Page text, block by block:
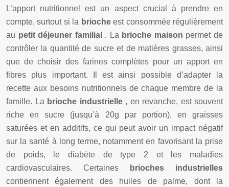
L’apport nutritionnel est un aspect crucial à prendre en
compte, surtout si la briocheest consommée régulièrement
au petit déjeuner familial . La brioche maison permet de
contrôler la quantité de sucre et de matières grasses, ainsi
que de choisir des farines complètes pour un apport en
fibres plus important. Il est ainsi possible d’adapter la
recette aux besoins nutritionnels de chaque membre de la
famille. La brioche industrielle , en revanche, est souvent
riche en sucre (jusqu’à 20g par portion), en graisses
saturées et en additifs, ce qui peut avoir un impact négatif
sur la santé à long terme, notamment en favorisant la prise
de poids, le diabète de type 2 et les maladies
cardiovasculaires. Certaines
brioches industrielles
contiennent également des huiles de palme, dont la